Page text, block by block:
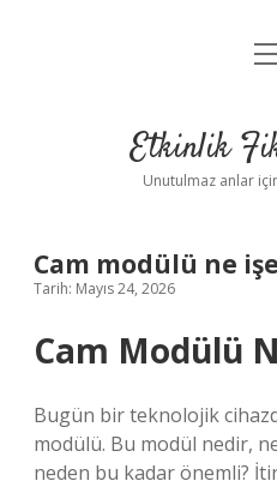
Yasal
Etkinlik
Unutulmaz anlar
Cam modülü ne
Tarih: Mayıs 24, 2026
Cam Modülü
Bugün bir teknolojik
modülü. Bu modül nedir,
neden bu kadar önemli?